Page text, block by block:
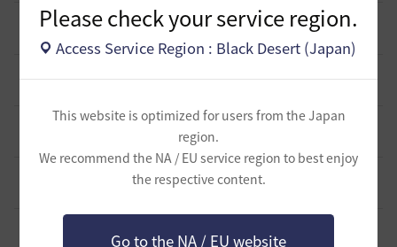
Please check your service region.
Access Service Region : Black Desert (Japan)
This website is optimized for users from the Japan
region.
We recommend the NA / EU service region to best enjoy
the respective content.
Go to the NA / EU website
1
そんなこと知ってらぁ…なこと？
3 日前
0
取引所の購入の仕方について
歩くマシュマロ-日本
エマ・バルタリの記録日誌 9～12章について
飛鳥雨音